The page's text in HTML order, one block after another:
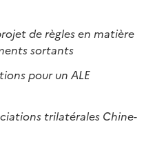
de règles en matière
sortants
pour un ALE
trilatérales Chine-